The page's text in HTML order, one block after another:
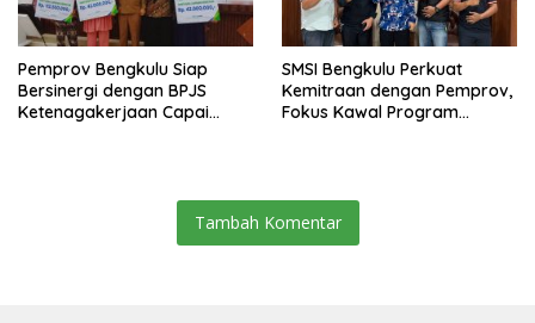
Pemprov Bengkulu Siap
Bersinergi dengan BPJS
Ketenagakerjaan Capai
SMSI Bengkulu Perkuat
Kemitraan dengan Pemprov,
Fokus Kawal Program
Tambah Komentar